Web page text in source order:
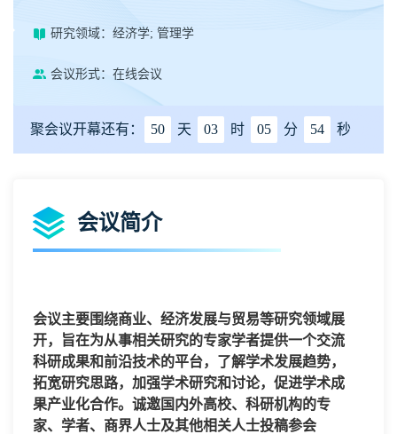
研究领域：经济学; 管理学
会议形式：在线会议
聚会议开幕还有： 50 天 03 时 05 分 54 秒
会议简介
会议主要围绕商业、经济发展与贸易等研究领域展
开，旨在为从事相关研究的专家学者提供一个交流
科研成果和前沿技术的平台，了解学术发展趋势，
拓宽研究思路，加强学术研究和讨论，促进学术成
果产业化合作。诚邀国内外高校、科研机构的专
家、学者、商界人士及其他相关人士投稿参会